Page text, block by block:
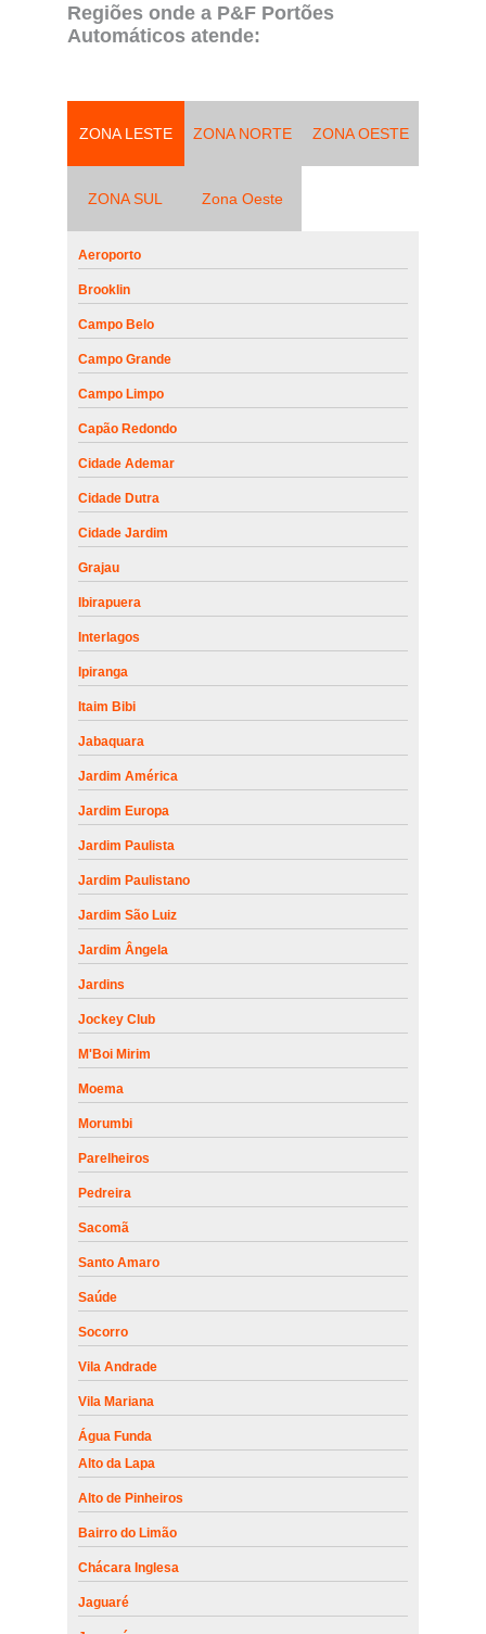
Regiões onde a P&F Portões
Automáticos atende:
ZONA LESTE ZONA NORTE ZONA OESTE
ZONA SUL Zona Oeste
Aeroporto
Brooklin
Campo Belo
Campo Grande
Campo Limpo
Capão Redondo
Cidade Ademar
Cidade Dutra
Cidade Jardim
Grajau
Ibirapuera
Interlagos
Ipiranga
Itaim Bibi
Jabaquara
Jardim América
Jardim Europa
Jardim Paulista
Jardim Paulistano
Jardim São Luiz
Jardim Ângela
Jardins
Jockey Club
M'Boi Mirim
Moema
Morumbi
Parelheiros
Pedreira
Sacomã
Santo Amaro
Saúde
Socorro
Vila Andrade
Vila Mariana
Água Funda
Alto da Lapa
Alto de Pinheiros
Bairro do Limão
Chácara Inglesa
Jaguaré